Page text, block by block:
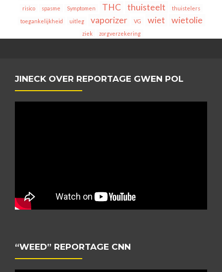
risico
spasme Symptomen THC thuisteelt
thuistelers
toegankelijkheid
uitleg vaporizer VG wiet wietolie
ziek zorgverzekering
JINECK OVER REPORTAGE GWEN POL
“WEED” REPORTAGE CNN